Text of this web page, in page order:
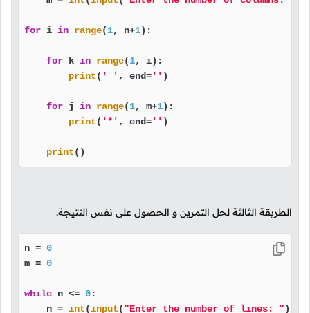
for i in range(1, n+1):
for k in range(1, i):
print( ' ' , end='' )
for j in range(1, m+1):
print( '*' , end='' )
print()
الطريقة الثالثة لحل التمرين و الحصول على نفس النتيجة.
n = 0
m = 0
while n <= 0:
    n =
int(input("Enter the number of lines: "))